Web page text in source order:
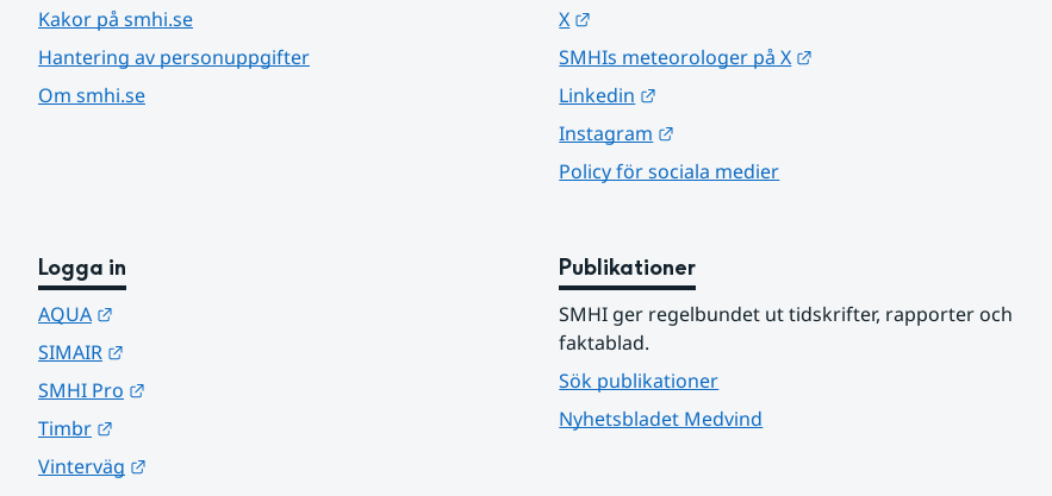
Kakor på smhi.se
Hantering av personuppgifter
Om smhi.se
X
SMHIs meteorologer på X
Linkedin
Instagram
Policy för sociala medier
Logga in
AQUA
SIMAIR
SMHI Pro
Timbr
Vinterväg
Publikationer
SMHI ger regelbundet ut tidskrifter, rapporter och
faktablad.
Sök publikationer
Nyhetsbladet Medvind